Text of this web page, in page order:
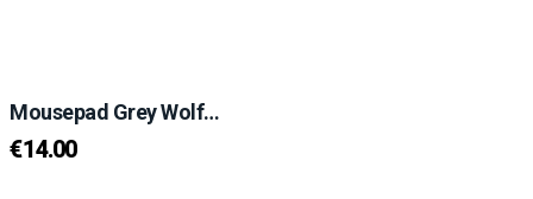
Mousepad Grey Wolf…
€14.00